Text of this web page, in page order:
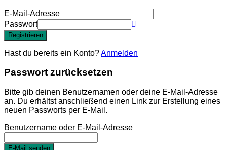
E-Mail-Adresse
Passwort
Registrieren
Hast du bereits ein Konto?Anmelden
Passwort zurücksetzen
Bitte gib deinen Benutzernamen oder deine E-Mail-Adresse
an. Du erhältst anschließend einen Link zur Erstellung eines
neuen Passworts per E-Mail.
Benutzername oder E-Mail-Adresse
E-Mail senden